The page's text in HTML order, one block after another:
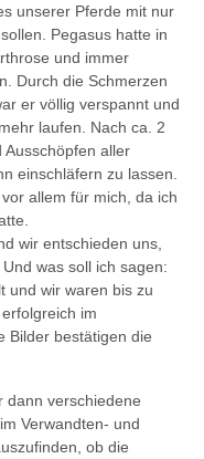
unserer Pferde mit nur
Pegasus hatte in
und immer
Durch die Schmerzen
er völlig verspannt und
laufen. Nach ca. 2
Ausschöpfen aller
einschläfern zu lassen.
allem für mich, da ich
wir entschieden uns,
was soll ich sagen:
und wir waren bis zu
im
Bilder bestätigen die
dann verschiedene
Verwandten- und
ob die